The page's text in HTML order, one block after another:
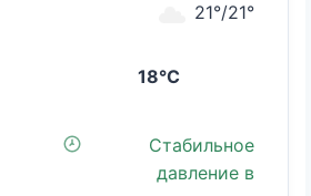
21°/21°
18°C
Стабильное
давление в